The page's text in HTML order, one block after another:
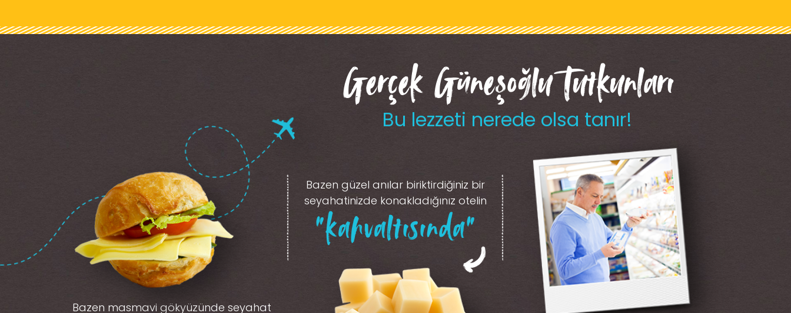
Gerçek Güneşoğlu Tutkunları
Bu lezzeti nerede olsa tanır!
Bazen masmavi gökyüzünde seyahat
Bazen güzel anılar biriktirdiğiniz bir
seyahatinizde konakladığınız otelin
“kahvaltısında”